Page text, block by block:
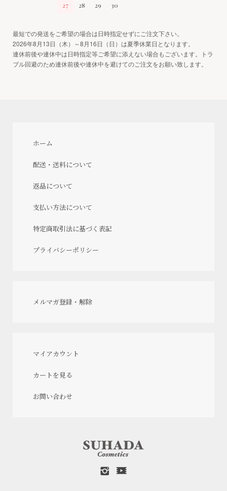
27
28 29 30
最短での発送をご希望の場合は日時指定せずにご注文下さい。
2026年8月13日（木）～8月16日（日）は夏季休業日となります。
連休前後や連休中は日時指定等ご希望に添えない場合もございます。トラ
ブル回避のため連休前後や連休中を避けてのご注文をお願い致します。
ホーム
配送・送料について
返品について
支払い方法について
特定商取引法に基づく表記
プライバシーポリシー
メルマガ登録・解除
マイアカウント
カートを見る
お問い合わせ